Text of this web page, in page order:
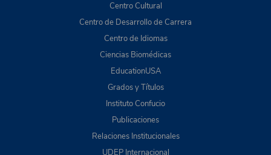
Centro Cultural
Centro de Desarrollo de Carrera
Centro de Idiomas
Ciencias Biomédicas
EducationUSA
Grados y Títulos
Instituto Confucio
Publicaciones
Relaciones Institucionales
UDEP Internacional